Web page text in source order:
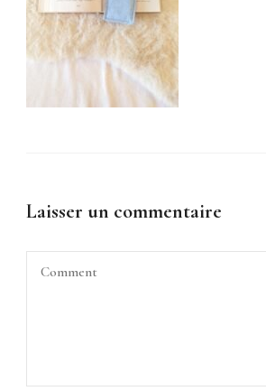
Laisser un commentaire